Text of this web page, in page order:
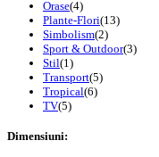
Orase(4)
Plante-Flori(13)
Simbolism(2)
Sport & Outdoor(3)
Stil(1)
Transport(5)
Tropical(6)
TV(5)
Dimensiuni: